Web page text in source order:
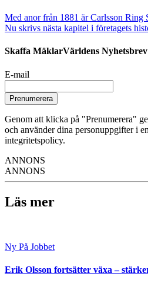
Med anor från 1881 är Carlsson Ring
Nu skrivs nästa kapitel i företagets
Skaffa MäklarVärldens Nyhetsbrev
E-mail
Prenumerera
Genom att klicka på "Prenumerera"
och använder dina personuppgifter i
integritetspolicy.
ANNONS
ANNONS
Läs mer
Ny På Jobbet
Erik Olsson fortsätter växa –